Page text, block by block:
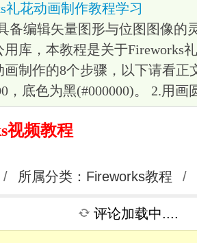
礼花动画制作教程学习
备编辑矢量图形与位图图像的
库，本教程是关于Fireworks
制作的8个步骤，以下请看正
，底色为黑(#000000)。 2.用画
视频教程
/ 所属分类： Fireworks教程 /
评论加载中....